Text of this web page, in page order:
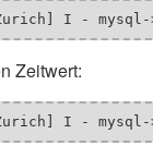
Zurich] I -
Zeitwert:
Zurich] I -